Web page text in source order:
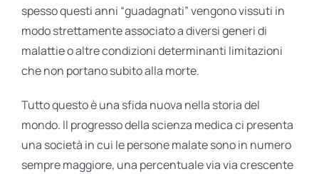
spesso questi anni “guadagnati” vengono vissuti in
modo strettamente associato a diversi generi di
malattie o altre condizioni determinanti limitazioni
che non portano subito alla morte.
Tutto questo è una sfida nuova nella storia del
mondo. Il progresso della scienza medica ci presenta
una società in cui le persone malate sono in numero
sempre maggiore, una percentuale via via crescente